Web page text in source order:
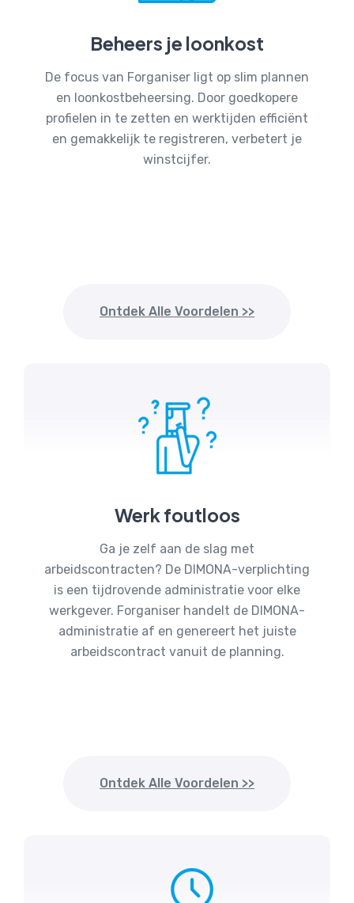
Beheers je loonkost
De focus van Forganiser ligt op slim plannen
en loonkostbeheersing. Door goedkopere
profielen in te zetten en werktijden efficiënt
en gemakkelijk te registreren, verbetert je
winstcijfer.
Ontdek Alle Voordelen >>
Werk foutloos
Ga je zelf aan de slag met
arbeidscontracten? De DIMONA-verplichting
is een tijdrovende administratie voor elke
werkgever. Forganiser handelt de DIMONA-
administratie af en genereert het juiste
arbeidscontract vanuit de planning.
Ontdek Alle Voordelen >>